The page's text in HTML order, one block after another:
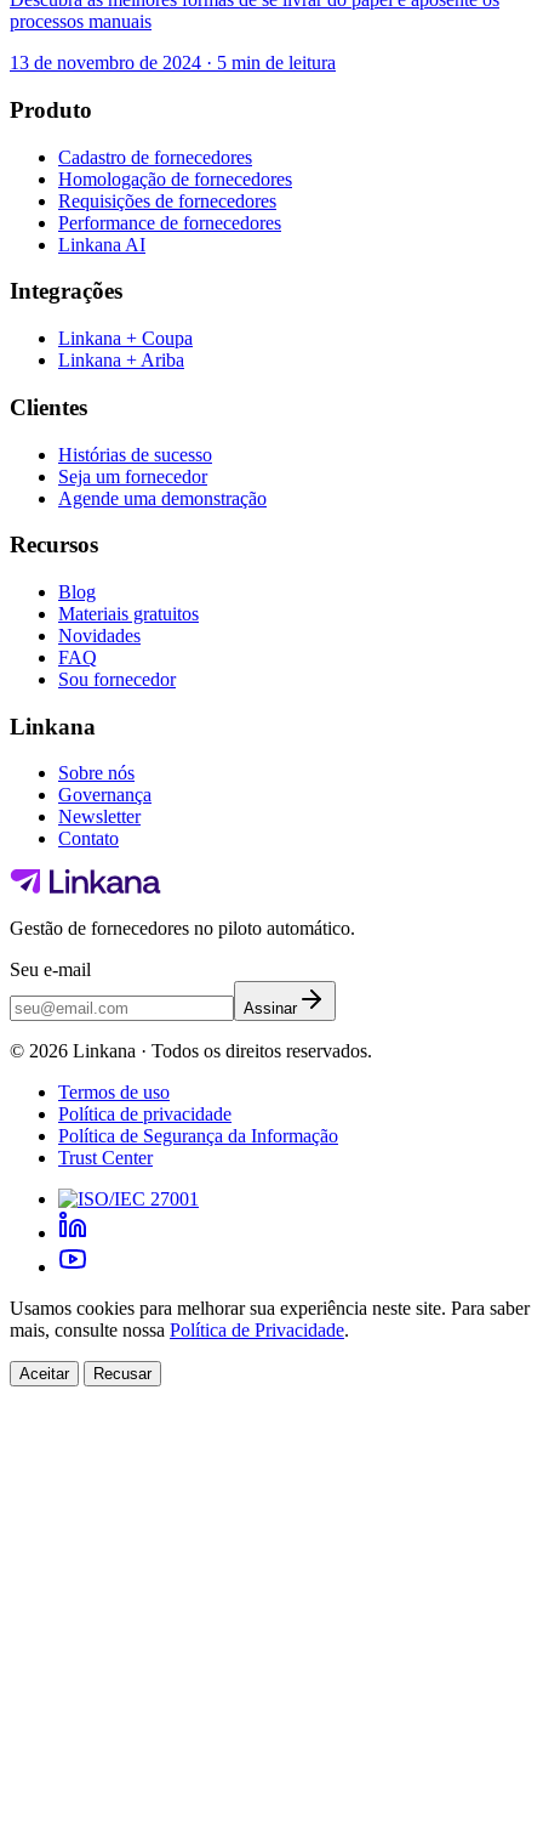
processos manuais
13 de novembro de 2024 · 5 min de leitura
Produto
Cadastro de fornecedores
Homologação de fornecedores
Requisições de fornecedores
Performance de fornecedores
Linkana AI
Integrações
Linkana + Coupa
Linkana + Ariba
Clientes
Histórias de sucesso
Seja um fornecedor
Agende uma demonstração
Recursos
Blog
Materiais gratuitos
Novidades
FAQ
Sou fornecedor
Linkana
Sobre nós
Governança
Newsletter
Contato
Gestão de fornecedores no piloto automático.
Seu e-mail
Assinar
© 2026 Linkana · Todos os direitos reservados.
Termos de uso
Política de privacidade
Política de Segurança da Informação
Trust Center
Usamos cookies para melhorar sua experiência neste site. Para saber
mais, consulte nossa Política de Privacidade.
Aceitar Recusar